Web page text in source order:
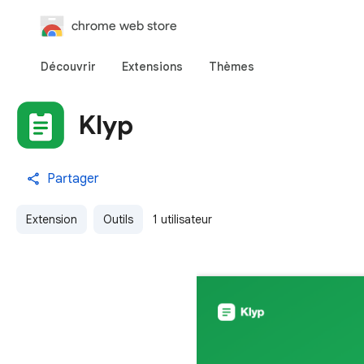
chrome web store
Découvrir Extensions Thèmes
Klyp
Partager
Extension Outils 1 utilisateur